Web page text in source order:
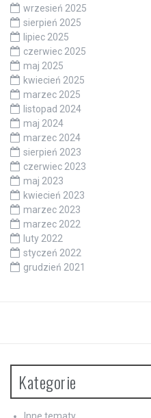
wrzesień 2025
sierpień 2025
lipiec 2025
czerwiec 2025
maj 2025
kwiecień 2025
marzec 2025
listopad 2024
maj 2024
marzec 2024
sierpień 2023
czerwiec 2023
maj 2023
kwiecień 2023
marzec 2023
marzec 2022
luty 2022
styczeń 2022
grudzień 2021
Kategorie
Inne tematy